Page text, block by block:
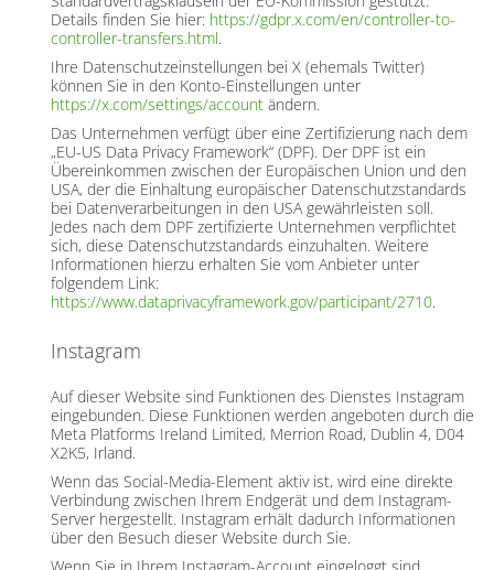
Details finden Sie hier: https://gdpr.x.com/en/controller-to-
controller-transfers.html.
Ihre Datenschutzeinstellungen bei X (ehemals Twitter)
können Sie in den Konto-Einstellungen unter
https://x.com/settings/accountändern.
Das Unternehmen verfügt über eine Zertifizierung nach dem
„EU-US Data Privacy Framework“ (DPF). Der DPF ist ein
Übereinkommen zwischen der Europäischen Union und den
USA, der die Einhaltung europäischer Datenschutzstandards
bei Datenverarbeitungen in den USA gewährleisten soll.
Jedes nach dem DPF zertifizierte Unternehmen verpflichtet
sich, diese Datenschutzstandards einzuhalten. Weitere
Informationen hierzu erhalten Sie vom Anbieter unter
folgendem Link:
https://www.dataprivacyframework.gov/participant/2710.
Instagram
Auf dieser Website sind Funktionen des Dienstes Instagram
eingebunden. Diese Funktionen werden angeboten durch die
Meta Platforms Ireland Limited, Merrion Road, Dublin 4, D04
X2K5, Irland.
Wenn das Social-Media-Element aktiv ist, wird eine direkte
Verbindung zwischen Ihrem Endgerät und dem Instagram-
Server hergestellt. Instagram erhält dadurch Informationen
über den Besuch dieser Website durch Sie.
Wenn Sie in Ihrem Instagram-Account eingeloggt sind,